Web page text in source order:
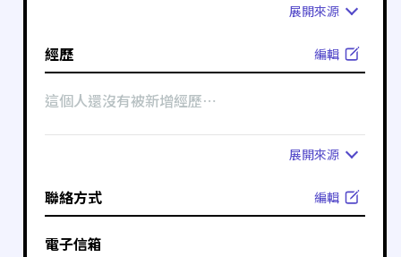
展開來源
經歷 編輯
這個人還沒有被新增經歷⋯
展開來源
聯絡方式 編輯
電子信箱